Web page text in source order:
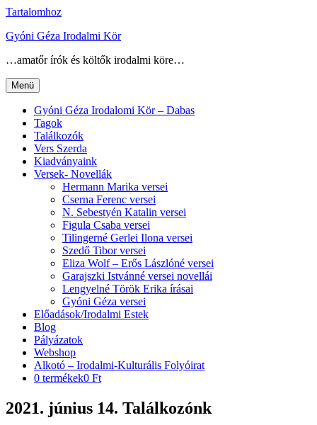
Tartalomhoz
Gyóni Géza Irodalmi Kör
…amatőr írók és költők irodalmi köre…
Menü
Gyóni Géza Irodalomi Kör – Dabas
Tagok
Találkozók
Vers Szerda
Kiadványaink
Versek- Novellák
Hermann Marika versei
Cserna Ferenc versei
N. Sebestyén Katalin versei
Figula Csaba versei
Tilingerné Gerlei Ilona versei
Szedő Tibor versei
Eliza Wolf – Erős Lászlóné versei
Garajszki Istvánné versei novellái
Lengyelné Török Erika írásai
Gyóni Géza versei
Előadások/Irodalmi Estek
Blog
Pályázatok
Webshop
Alkotó – Irodalmi-Kulturális Folyóirat
0 termékek0 Ft
2021. június 14. Találkozónk